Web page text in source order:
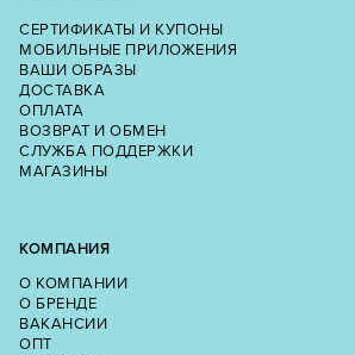
СЕРТИФИКАТЫ И КУПОНЫ
МОБИЛЬНЫЕ ПРИЛОЖЕНИЯ
ВАШИ ОБРАЗЫ
ДОСТАВКА
ОПЛАТА
ВОЗВРАТ И ОБМЕН
СЛУЖБА ПОДДЕРЖКИ
МАГАЗИНЫ
КОМПАНИЯ
О КОМПАНИИ
О БРЕНДЕ
ВАКАНСИИ
ОПТ